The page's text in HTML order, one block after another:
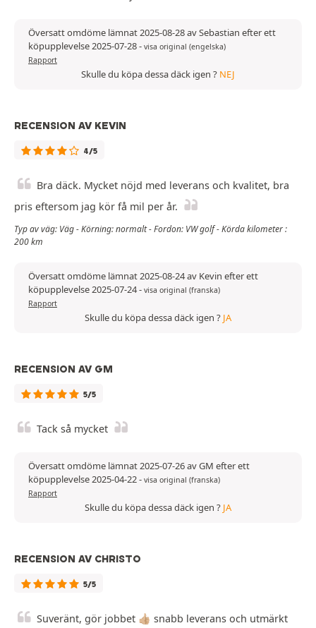
Översatt omdöme lämnat 2025-08-28 av Sebastian efter ett
köpupplevelse 2025-07-28- visa original (engelska)
Rapport
Skulle du köpa dessa däck igen ? NEJ
RECENSION AV KEVIN
4/5
Bra däck. Mycket nöjd med leverans och kvalitet, bra
pris eftersom jag kör få mil per år.
Typ av väg: Väg - Körning: normalt - Fordon: VW golf - Körda kilometer :
200 km
Översatt omdöme lämnat 2025-08-24 av Kevin efter ett
köpupplevelse 2025-07-24- visa original (franska)
Rapport
Skulle du köpa dessa däck igen ? JA
RECENSION AV GM
5/5
Tack så mycket
Översatt omdöme lämnat 2025-07-26 av GM efter ett
köpupplevelse 2025-04-22- visa original (franska)
Rapport
Skulle du köpa dessa däck igen ? JA
RECENSION AV CHRISTO
5/5
Suveränt, gör jobbet 👍🏼 snabb leverans och utmärkt